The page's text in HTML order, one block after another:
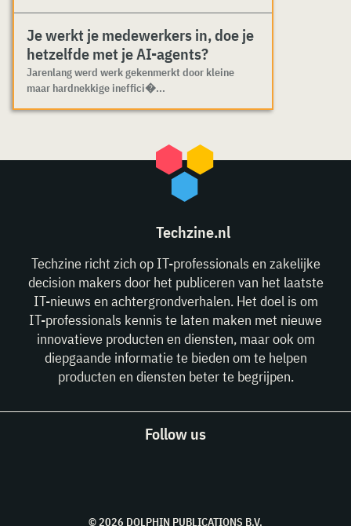
Je werkt je medewerkers in, doe je
hetzelfde met je AI-agents?
Jarenlang werd werk gekenmerkt door kleine
maar hardnekkige ineffici�...
Techzine.nl
Techzine richt zich op IT-professionals en zakelijke
decision makers door het publiceren van het laatste
IT-nieuws en achtergrondverhalen. Het doel is om
IT-professionals kennis te laten maken met nieuwe
innovatieve producten en diensten, maar ook om
diepgaande informatie te bieden om te helpen
producten en diensten beter te begrijpen.
Follow us
© 2026 DOLPHIN PUBLICATIONS B.V.